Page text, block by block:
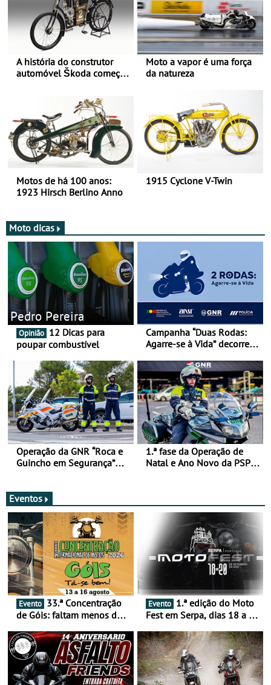
A história do construtor
automóvel Škoda começou
Moto a vapor é uma força
da natureza
Motos de há 100 anos:
1923 Hirsch Berlino Anno
1915 Cyclone V-Twin
Moto dicas
Pedro Pereira
Opinião
poupar combustível
Campanha “Duas Rodas:
Agarre-se à Vida” decorre
Operação da GNR “Roca e
Guincho em Segurança”
1.ª fase da Operação de
Natal e Ano Novo da PSP e
Eventos
Evento
de Góis: faltam menos de
16 de agosto
Evento
Fest em Serpa, dias 18 a 20
duas rodas invade o Baixo
Alentejo